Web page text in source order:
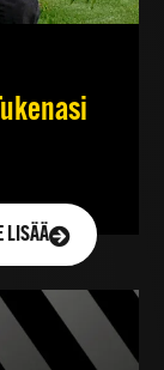
LISÄÄ